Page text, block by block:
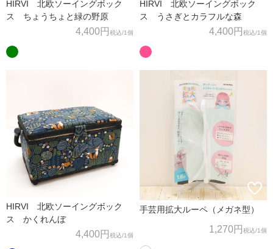
HIRVI 北欧ソーイングボック
ス ちょうちょと緑の野原
4,400円 税込/1個
HIRVI 北欧ソーイングボック
ス うさぎとカラフルな森
4,400円 税込/1個
HIRVI 北欧ソーイングボック
ス かくれんぼ
4,400円 税込/1個
手芸用拡大ルーペ（メガネ型）
1,270円 税込/1個